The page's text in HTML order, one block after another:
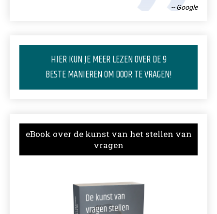
-- Google
HIER KUN JE MEER LEZEN OVER DE 9
BESTE MANIEREN OM DOOR TE VRAGEN!
eBook over de kunst van het stellen van
vragen